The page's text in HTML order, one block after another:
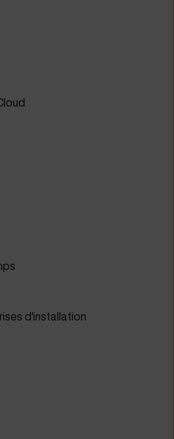
d'installation